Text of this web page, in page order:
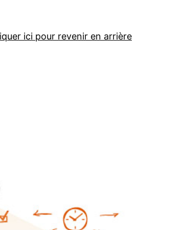
ici pour revenir en arrière